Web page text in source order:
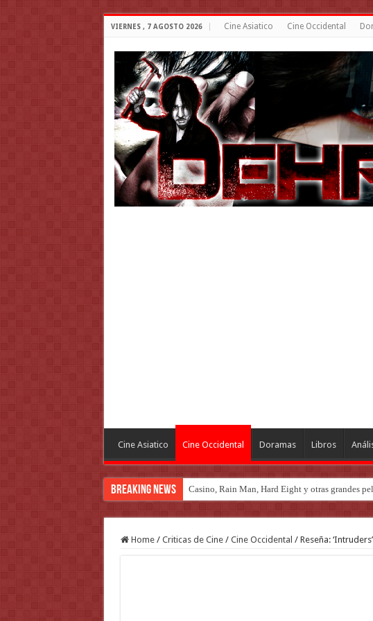
VIERNES , 7 AGOSTO 2026 Cine Asiatico Cine Occidental
Cine Asiatico Cine Occidental Doramas Libros
Breaking News Casino, Rain Man, Hard Eight y otras grandes
Análisis ‘The Last Of Us: Parte II’
Home / Criticas de Cine / Cine Occidental / Reseña: